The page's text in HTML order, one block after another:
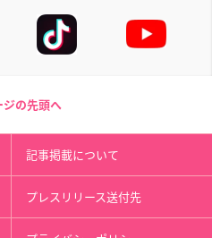
ジの先頭へ
記事掲載について
プレスリリース送付先